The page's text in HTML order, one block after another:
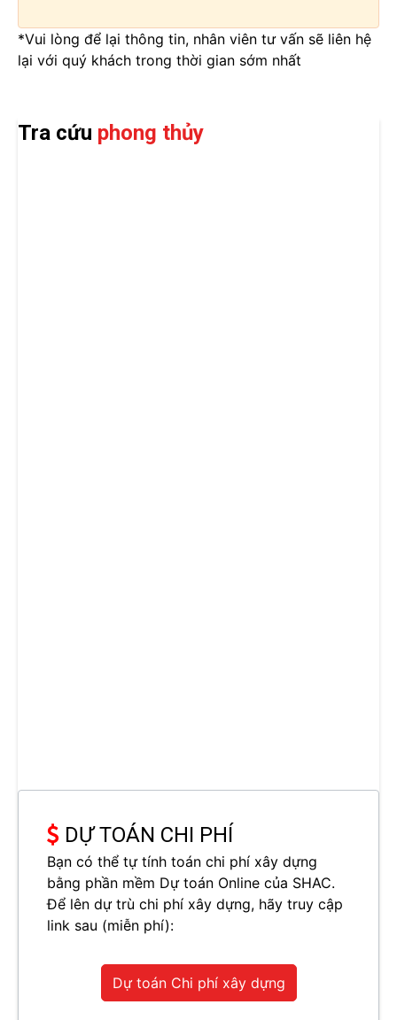
*Vui lòng để lại thông tin, nhân viên tư vấn sẽ liên hệ
lại với quý khách trong thời gian sớm nhất
Tra cứu phong thủy
DỰ TOÁN CHI PHÍ
Bạn có thể tự tính toán chi phí xây dựng
bằng phần mềm Dự toán Online của SHAC.
Để lên dự trù chi phí xây dựng, hãy truy cập
link sau (miễn phí):
Dự toán Chi phí xây dựng